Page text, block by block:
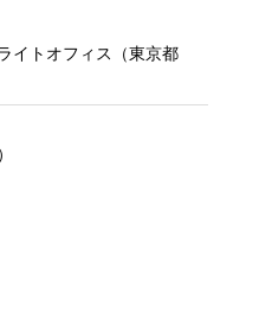
イトオフィス（東京都